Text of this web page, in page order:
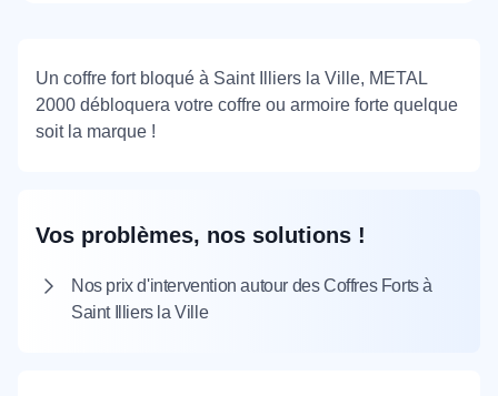
Un coffre fort bloqué à Saint Illiers la Ville, METAL
2000 débloquera votre coffre ou armoire forte quelque
soit la marque !
Vos problèmes, nos solutions !
Nos prix d'intervention autour des Coffres Forts à
Saint Illiers la Ville